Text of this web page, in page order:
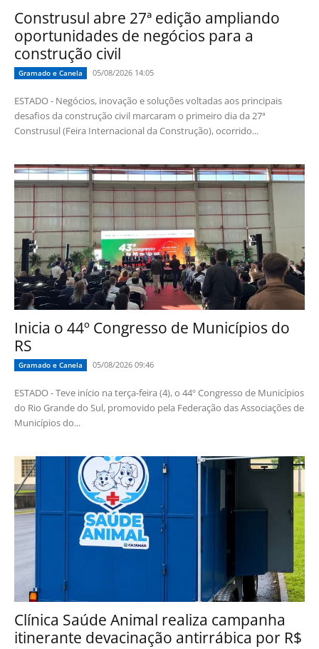
Construsul abre 27ª edição ampliando
oportunidades de negócios para a
construção civil
Gramado e Canela 05/08/2026 14:05
ESTADO - Negócios, inovação e soluções voltadas aos principais
desafios da construção civil marcaram o primeiro dia da 27ª
Construsul (Feira Internacional da Construção), ocorrido...
Inicia o 44º Congresso de Municípios do
RS
Gramado e Canela 05/08/2026 09:46
ESTADO - Teve início na terça-feira (4), o 44º Congresso de Municípios
do Rio Grande do Sul, promovido pela Federação das Associações de
Municípios do...
Clínica Saúde Animal realiza campanha
itinerante devacinação antirrábica por R$